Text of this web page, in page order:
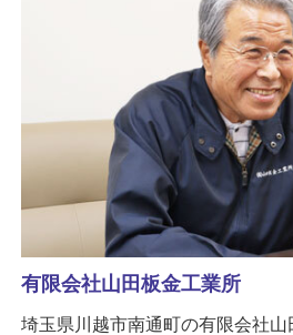
有限会社山田板金工業所
埼玉県川越市南通町の有限会社